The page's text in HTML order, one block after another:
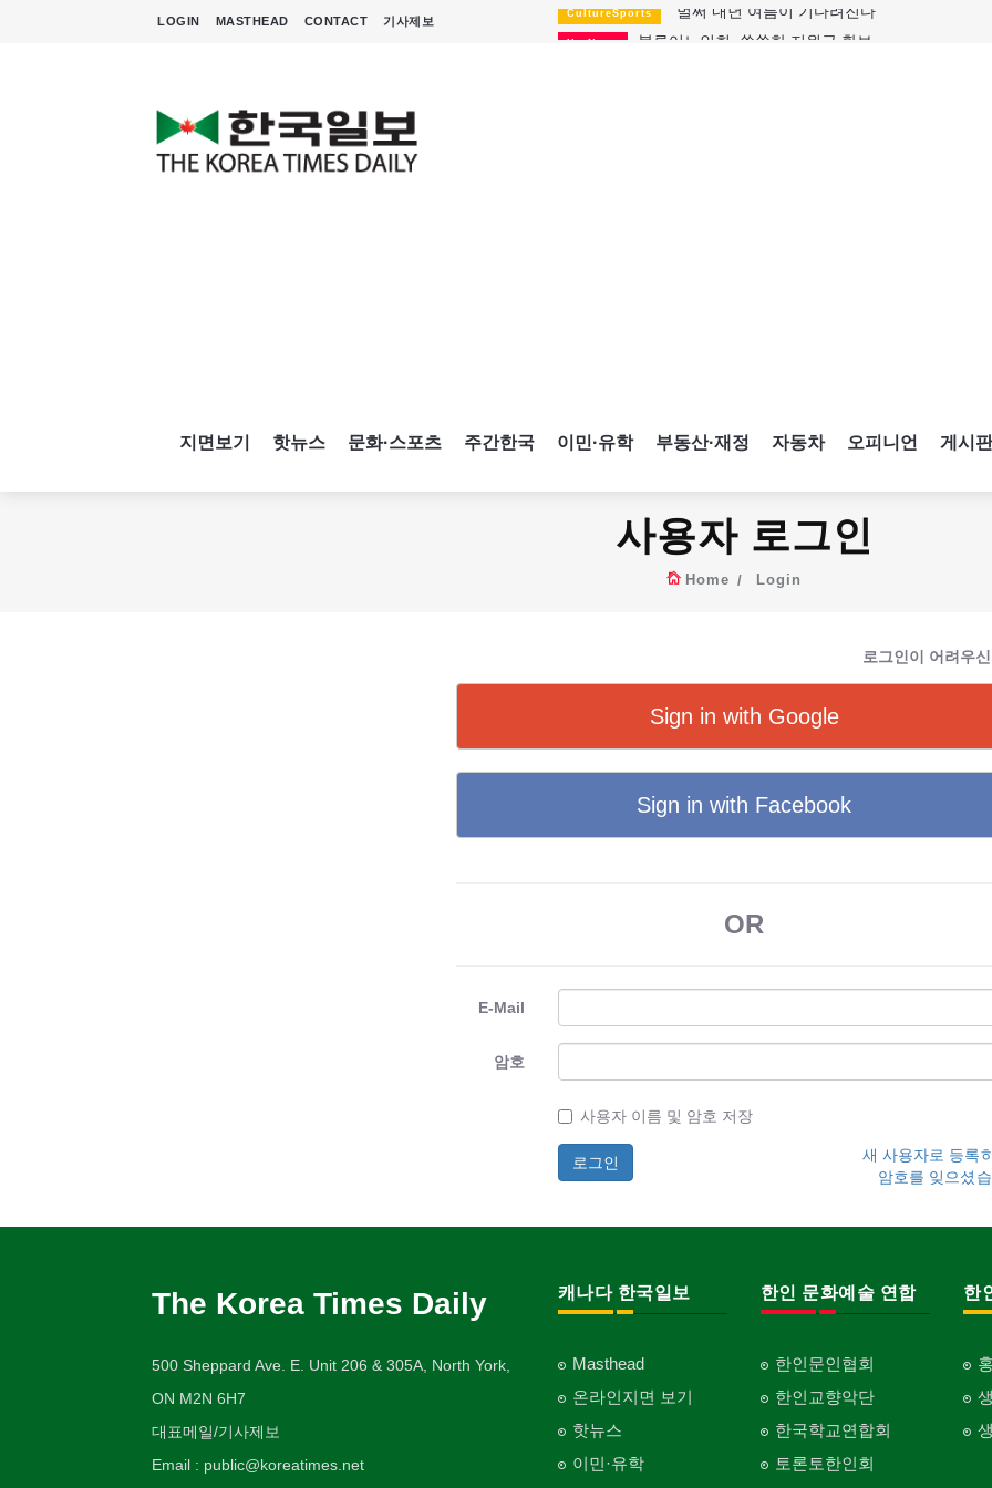
LOGIN MASTHEAD CONTACT 기사제보 HotNews 블루어노인회, 쏠쏠한 지원금 확보
지면보기 핫뉴스 문화·스포츠 주간한국 이민·유학 부동산·재정 자동차 오피니언 게시판
사용자 로그인
Home Login
로그인이 어려우
Sign in with Google
Sign in with Facebook
OR
E-Mail
암호
사용자 이름 및 암호 저장
새 사용자로 등록
암호를 잊으셨
The Korea Times Daily
500 Sheppard Ave. E. Unit 206 & 305A, North York,
ON M2N 6H7
대표메일/기사제보
Email : public@koreatimes.net
캐나다 한국일보
Masthead
온라인지면 보기
핫뉴스
이민·유학
한인 문화예술 연합
한인문인협회
한인교향악단
한국학교연합회
토론토한인회
한